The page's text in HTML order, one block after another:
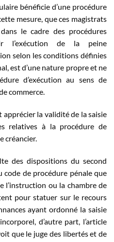
bénéficie d’une procédure
mesure, que ces magistrats
le cadre des procédures
l’exécution de la peine
selon les conditions définies
est d’une nature propre et ne
d’exécution au sens de
commerce.
apprécier la validité de la saisie
relatives à la procédure de
créancier.
des dispositions du second
code de procédure pénale que
l’instruction ou la chambre de
pour statuer sur le recours
ayant ordonné la saisie
d’autre part, l’article
que le juge des libertés et de